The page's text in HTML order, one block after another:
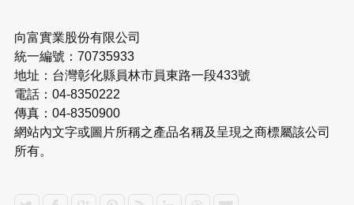
向富實業股份有限公司
統一編號：70735933
地址：台灣彰化縣員林市員東路一段433號
電話：04-8350222
傳真：04-8350900
網站內文字或圖片所稱之產品名稱及呈現之商標屬該公司
所有。